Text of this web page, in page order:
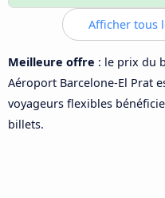
Afficher tous
Meilleure offre : le prix du
Aéroport Barcelone-El Prat
voyageurs flexibles
billets.